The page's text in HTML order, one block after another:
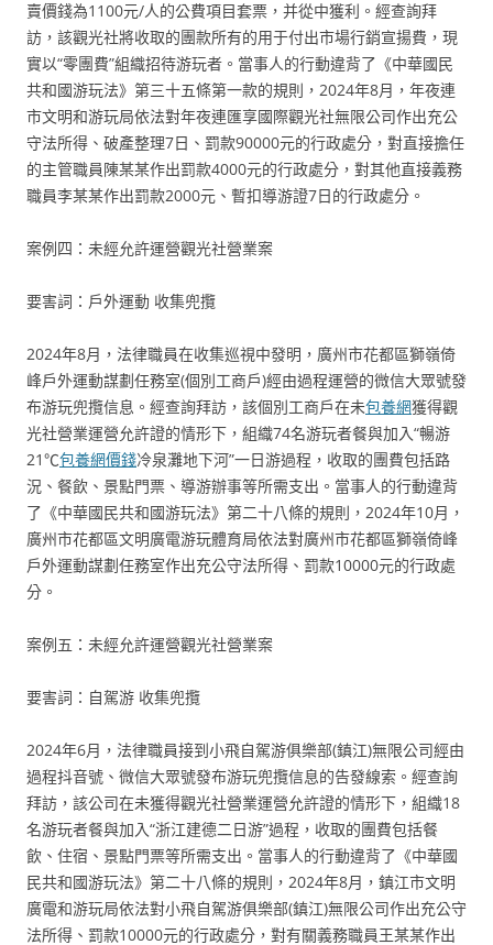
賣價錢為1100元/人的公費項目套票，并從中獲利。經查詢拜
訪，該觀光社將收取的團款所有的用于付出市場行銷宣揚費，現
實以“零團費”組織招待游玩者。當事人的行動違背了《中華國民
共和國游玩法》第三十五條第一款的規則，2024年8月，年夜連
市文明和游玩局依法對年夜連匯享國際觀光社無限公司作出充公
守法所得、破產整理7日、罰款90000元的行政處分，對直接擔任
的主管職員陳某某作出罰款4000元的行政處分，對其他直接義務
職員李某某作出罰款2000元、暫扣導游證7日的行政處分。
案例四：未經允許運營觀光社營業案
要害詞：戶外運動 收集兜攬
2024年8月，法律職員在收集巡視中發明，廣州市花都區獅嶺倚
峰戶外運動謀劃任務室(個別工商戶)經由過程運營的微信大眾號發
布游玩兜攬信息。經查詢拜訪，該個別工商戶在未包養網獲得觀
光社營業運營允許證的情形下，組織74名游玩者餐與加入“暢游
21℃包養網價錢冷泉灘地下河”一日游過程，收取的團費包括路
況、餐飲、景點門票、導游辦事等所需支出。當事人的行動違背
了《中華國民共和國游玩法》第二十八條的規則，2024年10月，
廣州市花都區文明廣電游玩體育局依法對廣州市花都區獅嶺倚峰
戶外運動謀劃任務室作出充公守法所得、罰款10000元的行政處
分。
案例五：未經允許運營觀光社營業案
要害詞：自駕游 收集兜攬
2024年6月，法律職員接到小飛自駕游俱樂部(鎮江)無限公司經由
過程抖音號、微信大眾號發布游玩兜攬信息的告發線索。經查詢
拜訪，該公司在未獲得觀光社營業運營允許證的情形下，組織18
名游玩者餐與加入“浙江建德二日游”過程，收取的團費包括餐
飲、住宿、景點門票等所需支出。當事人的行動違背了《中華國
民共和國游玩法》第二十八條的規則，2024年8月，鎮江市文明
廣電和游玩局依法對小飛自駕游俱樂部(鎮江)無限公司作出充公守
法所得、罰款10000元的行政處分，對有關義務職員王某某作出